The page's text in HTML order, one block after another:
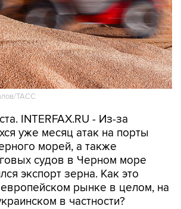
ТАСС
INTERFAX.RU - Из-за
уже месяц атак на порты
морей, а также
судов в Черном море
экспорт зерна. Как это
европейском рынке в целом, на
в частности?